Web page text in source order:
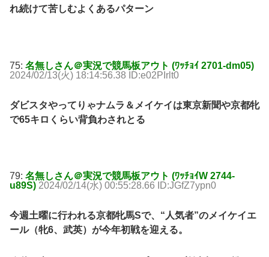
れ続けて苦しむよくあるパターン
75: 名無しさん＠実況で競馬板アウト (ﾜｯﾁｮｲ 2701-dm05)
2024/02/13(火) 18:14:56.38 ID:e02PIrlt0
ダビスタやってりゃナムラ＆メイケイは東京新聞や京都牝
で65キロくらい背負わされとる
79: 名無しさん＠実況で競馬板アウト (ﾜｯﾁｮｲW 2744-
u89S) 2024/02/14(水) 00:55:28.66 ID:JGfZ7ypn0
今週土曜に行われる京都牝馬Sで、“人気者”のメイケイエ
ール（牝6、武英）が今年初戦を迎える。